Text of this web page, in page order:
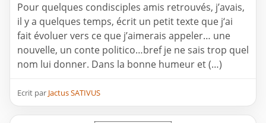
Pour quelques condisciples amis retrouvés, j’avais,
il y a quelques temps, écrit un petit texte que j‘ai
fait évoluer vers ce que j’aimerais appeler… une
nouvelle, un conte politico…bref je ne sais trop quel
nom lui donner. Dans la bonne humeur et (…)
Ecrit par Jactus SATIVUS